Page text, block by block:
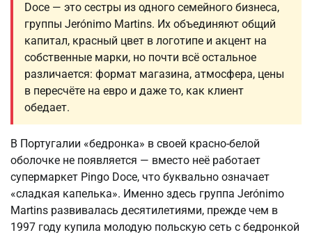
Doce — это сестры из одного семейного бизнеса,
группы Jerónimo Martins. Их объединяют общий
капитал, красный цвет в логотипе и акцент на
собственные марки, но почти всё остальное
различается: формат магазина, атмосфера, цены
в пересчёте на евро и даже то, как клиент
обедает.
В Португалии «бедронка» в своей красно-белой
оболочке не появляется — вместо неё работает
супермаркет Pingo Doce, что буквально означает
«сладкая капелька». Именно здесь группа Jerónimo
Martins развивалась десятилетиями, прежде чем в
1997 году купила молодую польскую сеть с бедронкой